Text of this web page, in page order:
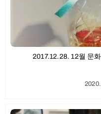
2017.12.28. 12월 문